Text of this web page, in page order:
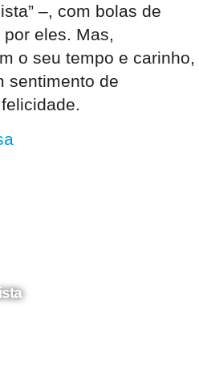
–, com bolas de
eles. Mas,
o seu tempo e carinho,
sentimento de